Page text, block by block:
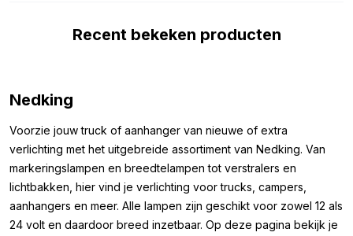
Overige kleuren:
Ben je wel opzoek naar een van aluminium gemaakt T.I.R. bord,
maar is de kleur ROOD/ZWART niet wat je zoekt? Bekijk dan
hier de overige kleuren die Nedking aanbied:
TIR bord ZILVER/ZWART
TIR bord ZWART/ROOD
Recent bekeken producten
Nedking
Voorzie jouw truck of aanhanger van nieuwe of extra
verlichting met het uitgebreide assortiment van Nedking. Van
markeringslampen en breedtelampen tot verstralers en
lichtbakken, hier vind je verlichting voor trucks, campers,
aanhangers en meer. Alle lampen zijn geschikt voor zowel 12 als
24 volt en daardoor breed inzetbaar. Op deze pagina bekijk je